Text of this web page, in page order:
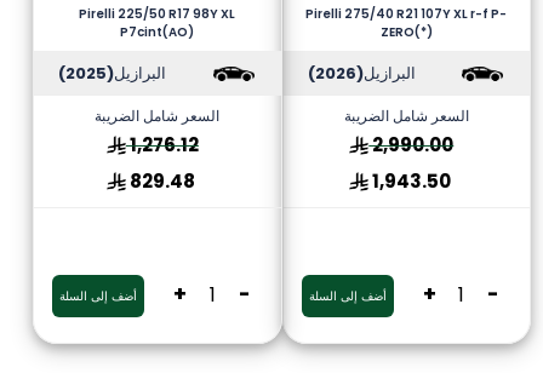
Pirelli 275/40 R21 107Y XL r-f P-
ZERO(*)
البرازيل(2026)
السعر شامل الضريبة
2,990.00
1,943.50
-
+ أضف إلى السلة
Pirelli 225/50 R17 98Y XL
P7cint(AO)
البرازيل(2025)
السعر شامل الضريبة
1,276.12
829.48
-
+ أضف إلى السلة